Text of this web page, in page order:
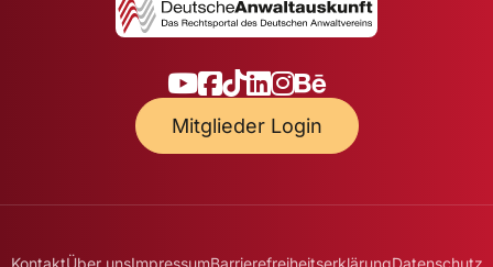
Mitglieder Login
KontaktÜber unsImpressumBarrierefreiheitserklärungDatenschutz